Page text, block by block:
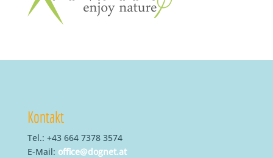
Kontakt
Tel.: +43 664 7378 3574
E-Mail: office@dognet.at